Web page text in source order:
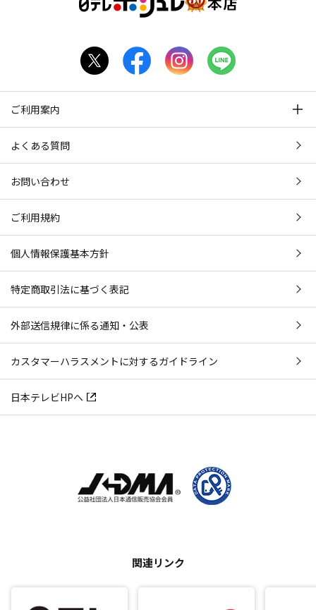
ご利用案内
よくある質問
お問い合わせ
ご利用規約
個人情報保護基本方針
特定商取引法に基づく表記
外部送信規律に係る通知・公表
カスタマーハラスメントに対するガイドライン
日本テレビHPへ
関連リンク